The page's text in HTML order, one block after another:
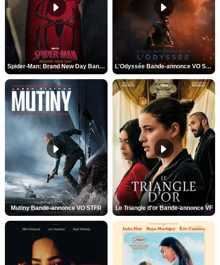
Spider-Man: Brand New Day Bande-annonce VO STFR L'Odyssée Bande-annonce VO STFR
Mutiny Bande-annonce VO STFR Le Triangle d'or Bande-annonce VF